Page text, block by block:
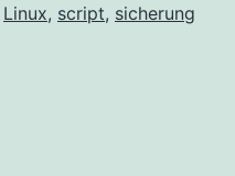
Linux, script, sicherung